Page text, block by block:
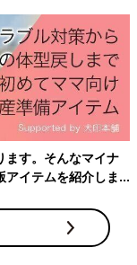
わえます。
の実の華やかさを
わります。
しく香ります。新
ながら水やりに勤
が色づいてくる、そ
変化に気づきやす
違って見えてきま
ます。そんなマイナ
イテムを紹介しま